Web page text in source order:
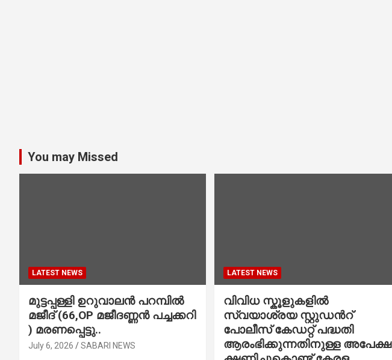
You may Missed
LATEST NEWS
മുട്ടപ്പള്ളി ഉറുവാലൻ പറമ്പിൽ
മജീദ് (66,OP മജീദണ്ണൻ പച്ചക്കറി
) മരണപ്പെട്ടു..
July 6, 2026 SABARI NEWS
LATEST NEWS
വിവിധ സ്കൂളുകളില്‍
സ്വയാശ്രയ സ്റ്റുഡന്‍റ്
പോലീസ് കേഡറ്റ് പദ്ധതി
ആരംഭിക്കുന്നതിനുള്ള അപേക്ഷ